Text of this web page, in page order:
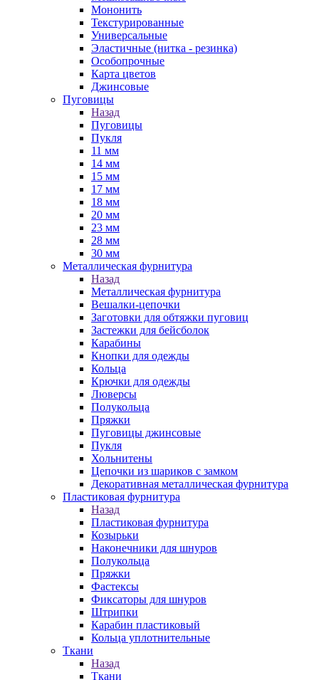
Мононить
Текстурированные
Универсальные
Эластичные (нитка - резинка)
Особопрочные
Карта цветов
Джинсовые
Пуговицы
Назад
Пуговицы
Пукля
11 мм
14 мм
15 мм
17 мм
18 мм
20 мм
23 мм
28 мм
30 мм
Металлическая фурнитура
Назад
Металлическая фурнитура
Вешалки-цепочки
Заготовки для обтяжки пуговиц
Застежки для бейсболок
Карабины
Кнопки для одежды
Кольца
Крючки для одежды
Люверсы
Полукольца
Пряжки
Пуговицы джинсовые
Пукля
Хольнитены
Цепочки из шариков с замком
Декоративная металлическая фурнитура
Пластиковая фурнитура
Назад
Пластиковая фурнитура
Козырьки
Наконечники для шнуров
Полукольца
Пряжки
Фастексы
Фиксаторы для шнуров
Штрипки
Карабин пластиковый
Кольца уплотнительные
Ткани
Назад
Ткани